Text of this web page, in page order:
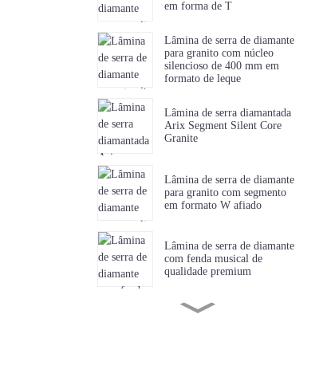
em forma de T
Lâmina de serra de diamante
para granito com núcleo
silencioso de 400 mm em
formato de leque
Lâmina de serra diamantada
Arix Segment Silent Core
Granite
Lâmina de serra de diamante
para granito com segmento
em formato W afiado
Lâmina de serra de diamante
com fenda musical de
qualidade premium
Lâmina de serra diamantada